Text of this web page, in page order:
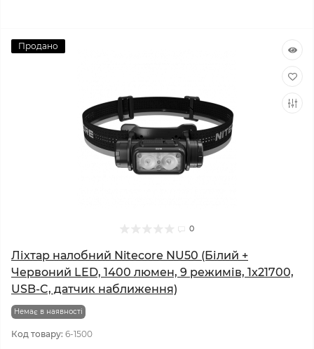
Продано
0
Ліхтар налобний Nitecore NU50 (Білий +
Червоний LED, 1400 люмен, 9 режимів, 1x21700,
USB-C, датчик наближення)
Немає в наявності
Код товару: 6-1500